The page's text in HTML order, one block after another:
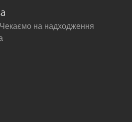
на надходження